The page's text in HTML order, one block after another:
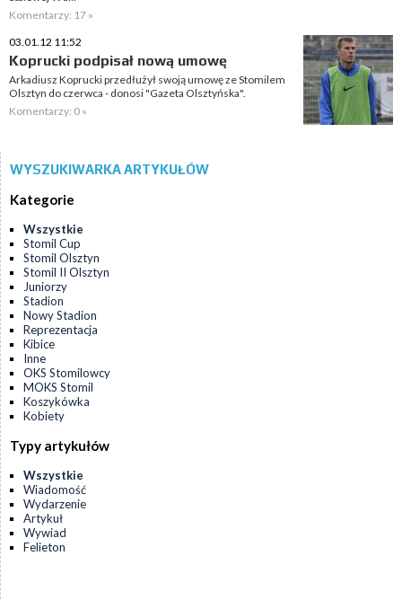
Komentarzy: 17 »
03.01.12 11:52
Koprucki podpisał nową umowę
Arkadiusz Koprucki przedłużył swoją umowę ze Stomilem
Olsztyn do czerwca - donosi "Gazeta Olsztyńska".
Komentarzy: 0 »
WYSZUKIWARKA ARTYKUŁÓW
Kategorie
Wszystkie
Stomil Cup
Stomil Olsztyn
Stomil II Olsztyn
Juniorzy
Stadion
Nowy Stadion
Reprezentacja
Kibice
Inne
OKS Stomilowcy
MOKS Stomil
Koszykówka
Kobiety
Typy artykułów
Wszystkie
Wiadomość
Wydarzenie
Artykuł
Wywiad
Felieton